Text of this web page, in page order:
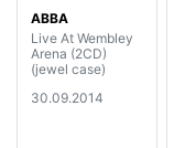
ABBA
Live At Wembley
Arena (2CD)
(jewel case)
30.09.2014